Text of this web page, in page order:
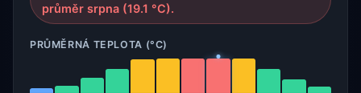
průměr srpna (19.1 °C).
PRŮMĚRNÁ TEPLOTA (°C)